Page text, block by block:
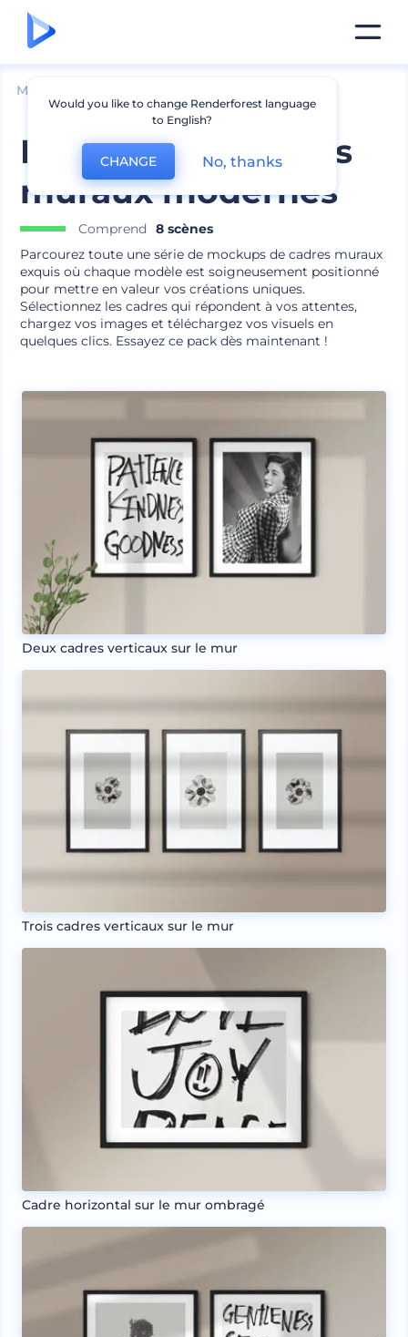
Mockups
Mockups de cadres
muraux modernes
Comprend
8 scènes
Parcourez toute une série de mockups de cadres muraux
exquis où chaque modèle est soigneusement positionné
pour mettre en valeur vos créations uniques.
Sélectionnez les cadres qui répondent à vos attentes,
chargez vos images et téléchargez vos visuels en
quelques clics. Essayez ce pack dès maintenant !
Deux cadres verticaux sur le mur
Trois cadres verticaux sur le mur
Cadre horizontal sur le mur ombragé
Would you like to change Renderforest language
to English?
CHANGE No, thanks